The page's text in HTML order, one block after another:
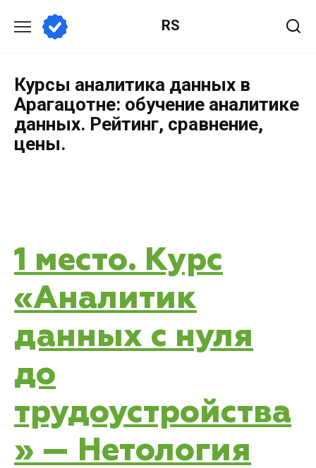
RS
Курсы аналитика данных в
Арагацотне: обучение аналитике
данных. Рейтинг, сравнение,
цены.
1 место. Курс
«Аналитик
данных с нуля
до
трудоустройства
» — Нетология